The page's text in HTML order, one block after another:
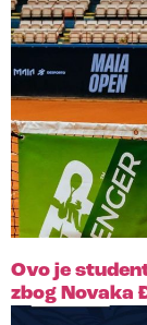
Ovo je
zbog Novaka